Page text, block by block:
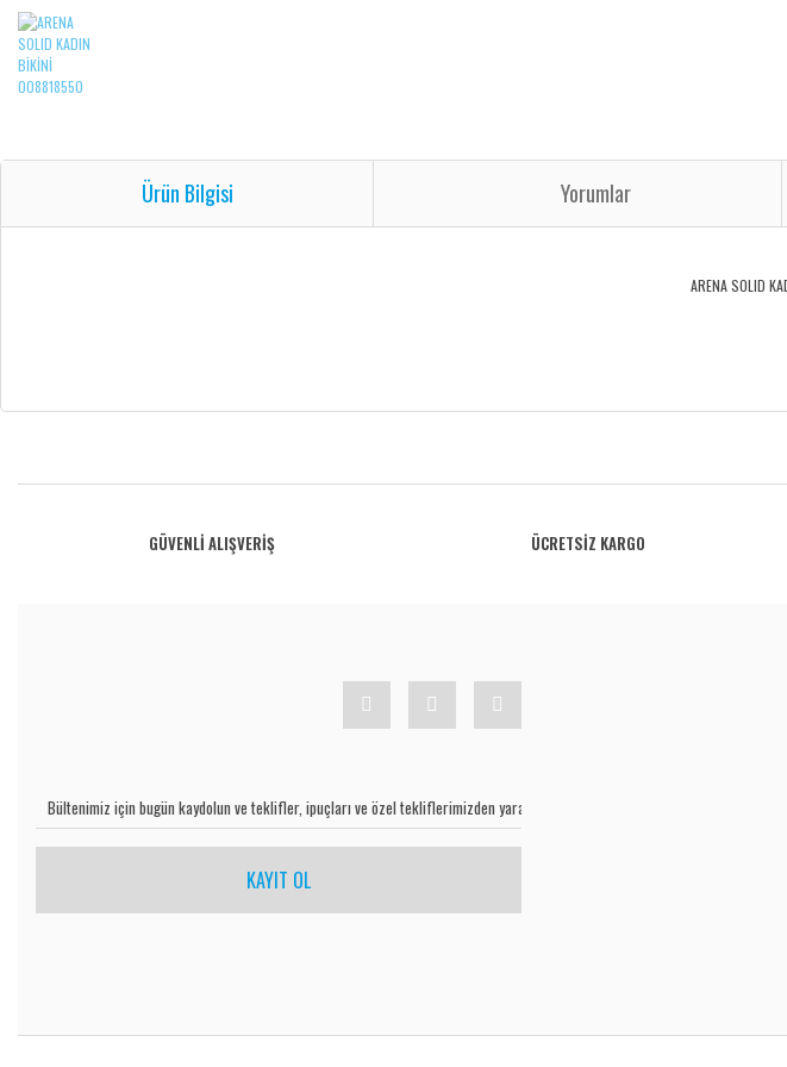
Ürün Bilgisi Yorumlar
ARENA SOLID
Görüş ve önerileriniz için teşekkür ederiz.
Ürün resmi kalitesiz, bozuk veya görüntülenemiyor.
GÜVENLİ ALIŞVERİŞ ÜCRETSİZ KARGO
KAYIT OL